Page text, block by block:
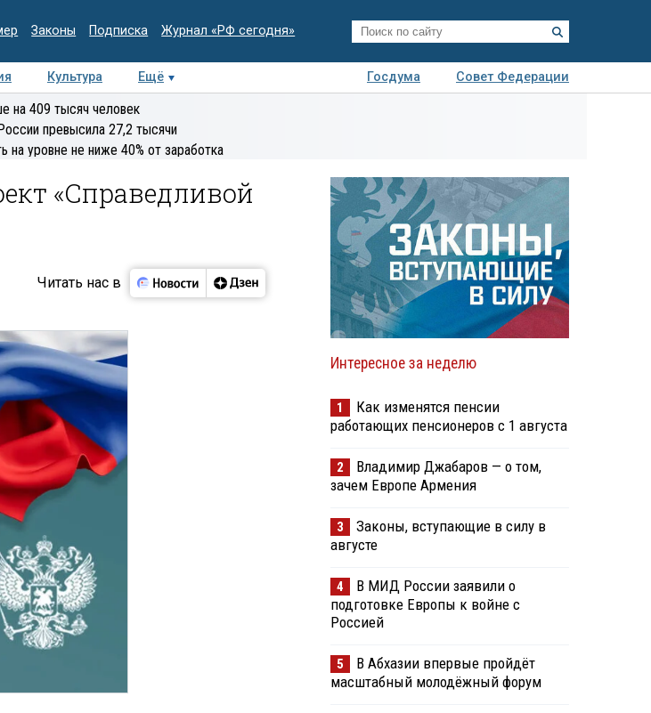
Законы Подписка Журнал «РФ сегодня»
Культура Ещё Госдума
Совет Федерации
Колумнисты
на 409 тысяч человек
превысила 27,2 тысячи
на уровне не ниже 40% от заработка
«Справедливой
Читать нас в
Интересное за неделю
1
Как изменятся пенсии
работающих пенсионеров с 1 августа
2
Владимир Джабаров — о том,
зачем Европе Армения
3
Законы, вступающие в силу в
августе
4
В МИД России заявили о
подготовке Европы к войне с
Россией
5
В Абхазии впервые пройдёт
масштабный молодёжный форум